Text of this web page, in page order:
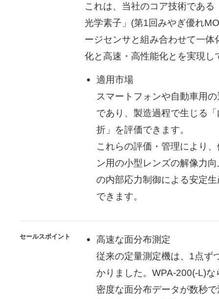
これは、当社のコア技術である
光学素子」(第1回みやぎ優れ
ージセンサと組み合わせて一体
化と高速・高性能化とを実現し
適用市場
スマートフォンや自動車用
であり、製造過程で生じる
折」を評価できます。
これらの評価・管理により
ン用の小型レンズの解像力
の内部応力制御による安定
できます。
セールスポイント
高速な面分布測定
従来の定量測定機は、1点ず
かりました。WPA-200(-L)
密度な面分布データが数秒